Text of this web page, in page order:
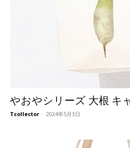
やおやシリーズ 大根 キ
Tcollector - 2024年5月3日